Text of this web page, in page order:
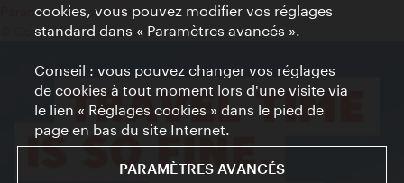
Paramètres de cookies
© Copyright WienTourismus
cookies, vous pouvez modifier vos réglages
standard dans « Paramètres avancés ».
Conseil : vous pouvez changer vos réglages
de cookies à tout moment lors d'une visite via
le lien « Réglages cookies » dans le pied de
page en bas du site Internet.
PARAMÈTRES AVANCÉS